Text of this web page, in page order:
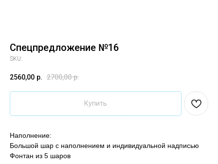
Спецпредложение №16
SKU:
2560,00 р. 2700,00 р.
Купить
Наполнение:
Большой шар с наполнением и индивидуальной надписью
Фонтан из 5 шаров